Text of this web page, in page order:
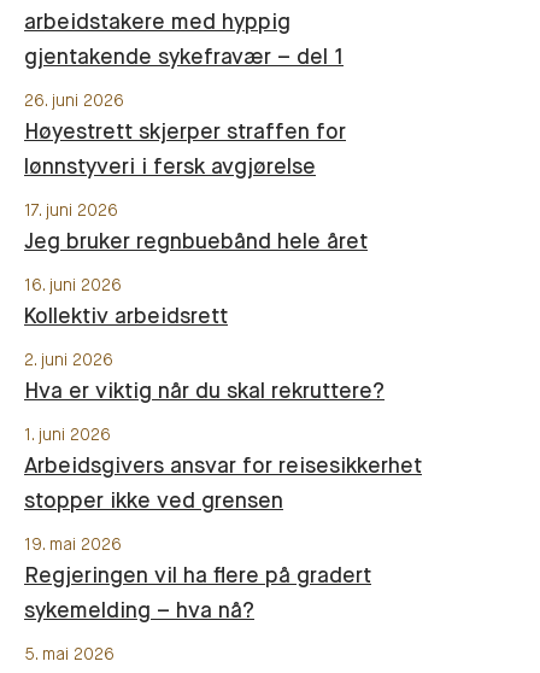
arbeidstakere med hyppig
gjentakende sykefravær – del 1
26. juni 2026
Høyestrett skjerper straffen for
lønnstyveri i fersk avgjørelse
17. juni 2026
Jeg bruker regnbuebånd hele året
16. juni 2026
Kollektiv arbeidsrett
2. juni 2026
Hva er viktig når du skal rekruttere?
1. juni 2026
Arbeidsgivers ansvar for reisesikkerhet
stopper ikke ved grensen
19. mai 2026
Regjeringen vil ha flere på gradert
sykemelding – hva nå?
5. mai 2026